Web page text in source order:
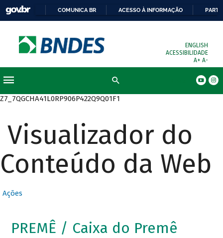
COMUNICA BR ACESSO À INFORMAÇÃO
ENGLISH
ACESSIBILIDADE
A+ A-
Z7_7QGCHA41L0RP906P422Q9Q01F1
Visualizador do
Conteúdo da Web
Ações
PREMÊ / Caixa do Premê